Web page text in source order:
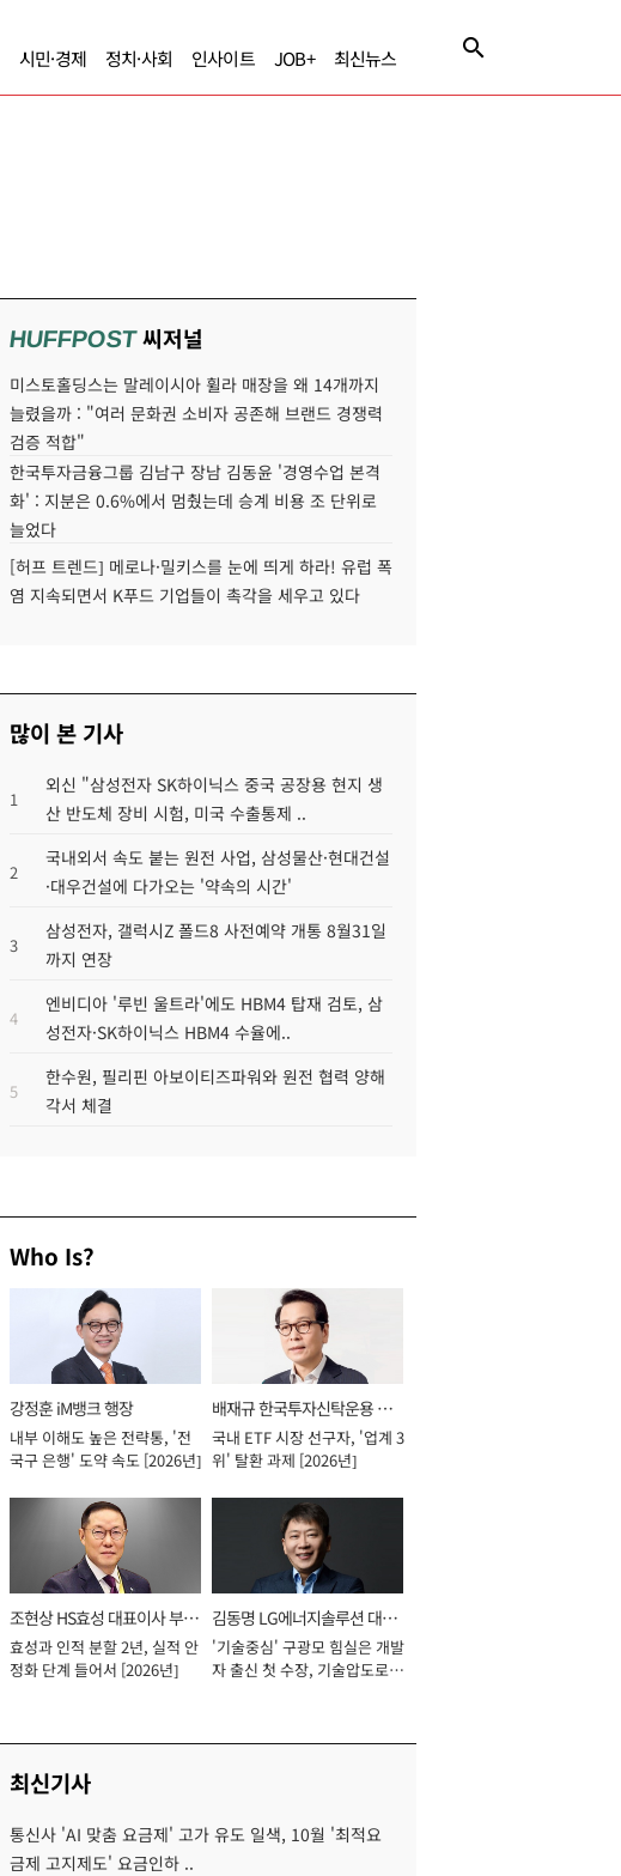
시민·경제 정치·사회 인사이트 JOB+ 최신뉴스
HUFFPOST씨저널
미스토홀딩스는 말레이시아 휠라 매장을 왜 14개까지
늘렸을까 : "여러 문화권 소비자 공존해 브랜드 경쟁력
검증 적합"
한국투자금융그룹 김남구 장남 김동윤 '경영수업 본격
화' : 지분은 0.6%에서 멈췄는데 승계 비용 조 단위로
늘었다
[허프 트렌드] 메로나·밀키스를 눈에 띄게 하라! 유럽 폭
염 지속되면서 K푸드 기업들이 촉각을 세우고 있다
많이 본 기사
1
외신 "삼성전자 SK하이닉스 중국 공장용 현지 생
산 반도체 장비 시험, 미국 수출통제 ..
2
국내외서 속도 붙는 원전 사업, 삼성물산·현대건설
·대우건설에 다가오는 '약속의 시간'
3
삼성전자, 갤럭시Z 폴드8 사전예약 개통 8월31일
까지 연장
4
엔비디아 '루빈 울트라'에도 HBM4 탑재 검토, 삼
성전자·SK하이닉스 HBM4 수율에..
5
한수원, 필리핀 아보이티즈파워와 원전 협력 양해
각서 체결
Who Is?
강정훈 iM뱅크 행장
내부 이해도 높은 전략통, '전
국구 은행' 도약 속도 [2026년]
배재규 한국투자신탁운용 대
표이사 사장
국내 ETF 시장 선구자, '업계 3
위' 탈환 과제 [2026년]
조현상 HS효성 대표이사 부회
장
효성과 인적 분할 2년, 실적 안
정화 단계 들어서 [2026년]
김동명 LG에너지솔루션 대표
이사 사장
'기술중심' 구광모 힘실은 개발
자 출신 첫 수장, 기술압도로
최신기사
통신사 'AI 맞춤 요금제' 고가 유도 일색, 10월 '최적요
금제 고지제도' 요금인하 ..